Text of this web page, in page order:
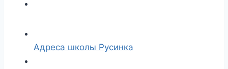
Адреса школы Русинка